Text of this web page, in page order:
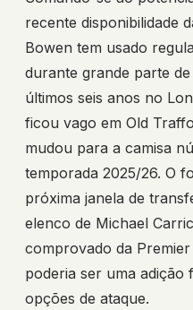
recente disponibilidade
Bowen tem usado
durante grande parte
últimos seis anos no
ficou vago em Old
mudou para a camisa
temporada 2025/26. O
próxima janela de
elenco de Michael
comprovado da
poderia ser uma adição
opções de ataque.